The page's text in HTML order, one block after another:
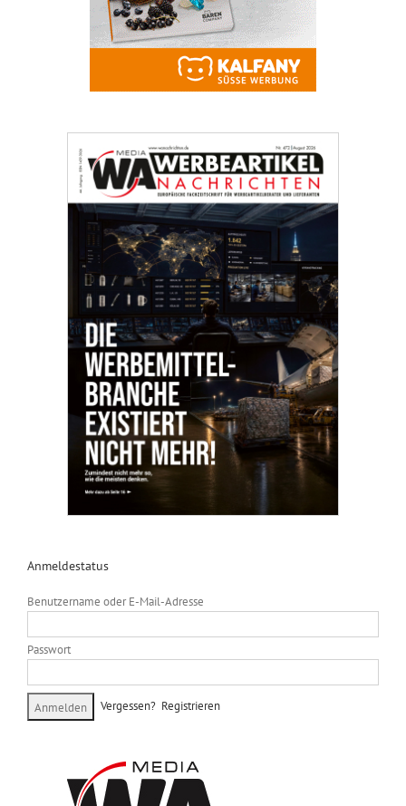
Anmeldestatus
Benutzername oder E-Mail-Adresse
Passwort
Vergessen? Registrieren